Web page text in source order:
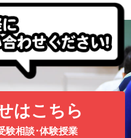
はこちら
験相談･体験授業